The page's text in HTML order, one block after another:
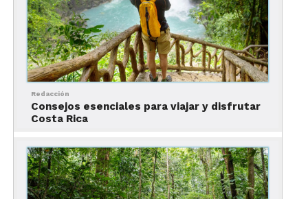
técnica que es utilizada en los textiles
guatemaltecos.
Arte para degustar en el hotel
Hyatt Centric
Redacción
Consejos esenciales para viajar y disfrutar
Costa Rica